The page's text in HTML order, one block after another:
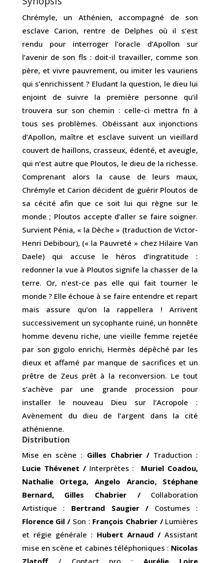
Chrémyle, un Athénien, accompagné de son
esclave Carion, rentre de Delphes où il s’est
rendu pour interroger l’oracle d’Apollon sur
l’avenir de son fls : doit-il travailler, comme son
père, et vivre pauvrement, ou imiter les vauriens
qui s’enrichissent ? Eludant la question, le dieu lui
enjoint de suivre la première personne qu’il
trouvera sur son chemin : celle-ci mettra fn à
tous ses problèmes. Obéissant aux injonctions
d’Apollon, maître et esclave suivent un vieillard
couvert de haillons, crasseux, édenté, et aveugle,
qui n’est autre que Ploutos, le dieu de la richesse.
Comprenant alors la cause de leurs maux,
Chrémyle et Carion décident de guérir Ploutos de
sa cécité afin que ce soit lui qui règne sur le
monde ; Ploutos accepte d’aller se faire soigner.
Survient Pénia, « la Dèche » (traduction de Victor-
Henri Debibour), (« la Pauvreté » chez Hilaire Van
Daele) qui accuse le héros d’ingratitude :
redonner la vue à Ploutos signife la chasser de la
terre. Or, n’est-ce pas elle qui fait tourner le
monde ? Elle échoue à se faire entendre et repart
mais assure qu’on la rappellera ! Arrivent
successivement un sycophante ruiné, un honnête
homme devenu riche, une vieille femme rejetée
par son gigolo enrichi, Hermès dépêché par les
dieux et affamé par manque de sacrifices et un
prêtre de Zeus prêt à la reconversion. Le tout
s’achève par une grande procession pour
installer le nouveau Dieu sur l’Acropole :
Avènement du dieu de l’argent dans la cité
athénienne.
Distribution
Mise en scène : Gilles Chabrier / Traduction :
Lucie Thévenet / Interprètes : Muriel Coadou,
Nathalie Ortega, Angelo Arancio, Stéphane
Bernard, Gilles Chabrier / Collaboration
Artistique : Bertrand Saugier / Costumes :
Florence Gil / Son : François Chabrier / Lumières
et régie générale : Hubert Arnaud /Assistant
mise en scène et cabines téléphoniques : Nicolas